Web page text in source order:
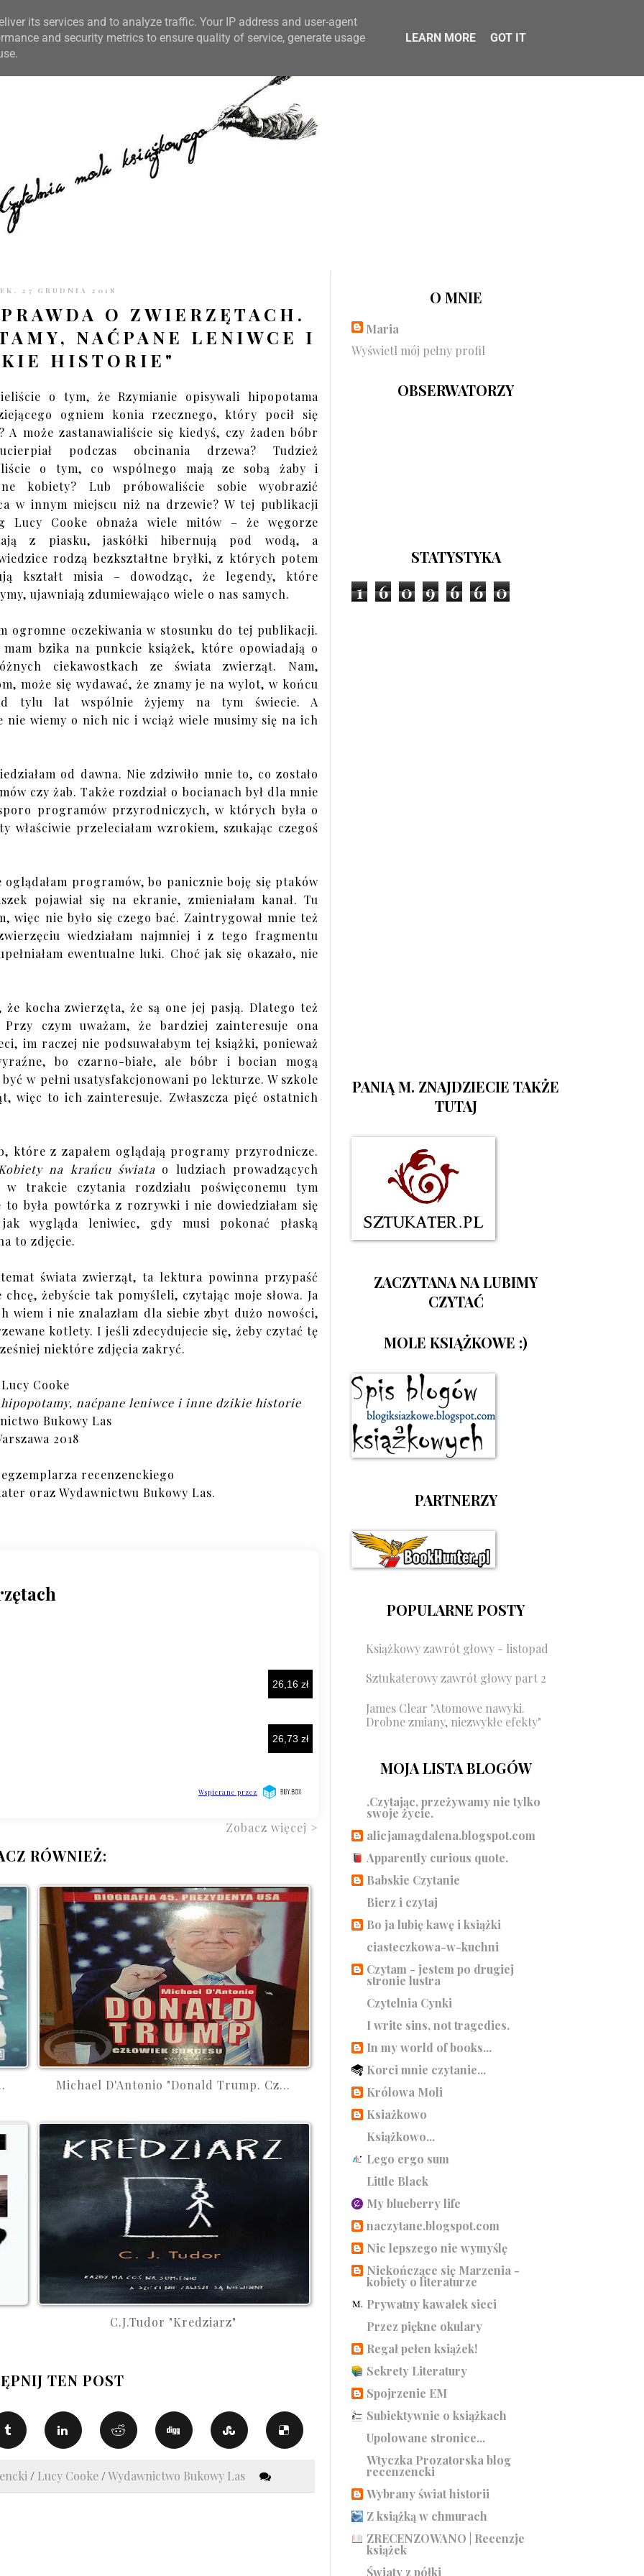
KONTAKT CZYTELNIA PO GODZINACH
27 GRUDNIA 2018
O ZWIERZĘTACH.
NAĆPANE LENIWCE I
HISTORIE"
o tym, że Rzymianie opisywali hipopotama
ogniem konia rzecznego, który pocił się
A może zastanawialiście się kiedyś, czy żaden bóbr
podczas obcinania drzewa? Tudzież
o tym, co wspólnego mają ze sobą żaby i
kobiety? Lub próbowaliście sobie wyobrazić
w innym miejscu niż na drzewie? W tej publikacji
Lucy Cooke obnaża wiele mitów – że węgorze
z piasku, jaskółki hibernują pod wodą, a
rodzą bezkształtne bryłki, z których potem
kształt misia – dowodząc, że legendy, które
ujawniają zdumiewająco wiele o nas samych.
ogromne oczekiwania w stosunku do tej publikacji.
mam bzika na punkcie książek, które opowiadają o
ciekawostkach ze świata zwierząt. Nam,
może się wydawać, że znamy je na wylot, w końcu
tylu lat wspólnie żyjemy na tym świecie. A
nie wiemy o nich nic i wciąż wiele musimy się na ich
od dawna. Nie zdziwiło mnie to, co zostało
czy żab. Także rozdział o bocianach był dla mnie
programów przyrodniczych, w których była o
przeleciałam wzrokiem, szukając czegoś
programów, bo panicznie boję się ptaków
pojawiał się na ekranie, zmieniałam kanał. Tu
więc nie było się czego bać. Zaintrygował mnie też
wiedziałam najmniej i z tego fragmentu
ewentualne luki. Choć jak się okazało, nie
kocha zwierzęta, że są one jej pasją. Dlatego też
czym uważam, że bardziej zainteresuje ona
im raczej nie podsuwałabym tej książki, ponieważ
bo czarno-białe, ale bóbr i bocian mogą
w pełni usatysfakcjonowani po lekturze. W szkole
więc to ich zainteresuje. Zwłaszcza pięć ostatnich
które z zapałem oglądają programy przyrodnicze.
na krańcu świata o ludziach prowadzących
trakcie czytania rozdziału poświęconemu tym
była powtórka z rozrywki i nie dowiedziałam się
jak wygląda leniwiec, gdy musi pokonać płaską
to zdjęcie.
świata zwierząt, ta lektura powinna przypaść
żebyście tak pomyśleli, czytając moje słowa. Ja
wiem i nie znalazłam dla siebie zbyt dużo nowości,
kotlety. I jeśli zdecydujecie się, żeby czytać tę
niektóre zdjęcia zakryć.
Lucy Cooke
hipopotamy, naćpane leniwce i inne dzikie historie
Bukowy Las
2018
recenzenckiego
oraz Wydawnictwu Bukowy Las.
Zobacz więcej >
RÓWNIEŻ:
Michael D'Antonio "Donald Trump. Cz...
C.J.Tudor "Kredziarz"
TEN POST
/ Lucy Cooke /Wydawnictwo Bukowy Las
O MNIE
Maria
Wyświetl mój pełny profil
OBSERWATORZY
STATYSTYKA
1 6 0 9 6 6 0
PANIĄ M. ZNAJDZIECIE TAKŻE
TUTAJ
ZACZYTANA NA LUBIMY
CZYTAĆ
MOLE KSIĄŻKOWE :)
PARTNERZY
POPULARNE POSTY
Książkowy zawrót głowy - listopad
Sztukaterowy zawrót głowy part 2
James Clear "Atomowe nawyki.
Drobne zmiany, niezwykłe efekty"
MOJA LISTA BLOGÓW
.Czytając, przeżywamy nie tylko
swoje życie.
alicjamagdalena.blogspot.com
Apparently curious quote.
Babskie Czytanie
Bierz i czytaj
Bo ja lubię kawę i książki
ciasteczkowa-w-kuchni
Czytam - jestem po drugiej
stronie lustra
Czytelnia Cynki
I write sins, not tragedies.
In my world of books...
Korci mnie czytanie...
Królowa Moli
Ksiażkowo
Książkowo...
Lego ergo sum
Little Black
My blueberry life
naczytane.blogspot.com
Nic lepszego nie wymyślę
Niekończące się Marzenia -
kobiety o literaturze
Prywatny kawałek sieci
Przez piękne okulary
Regał pełen książek!
Sekrety Literatury
Spojrzenie EM
Subiektywnie o książkach
Upolowane stronice...
Wtyczka Prozatorska blog
recenzencki
Wybrany świat historii
Z książką w chmurach
ZRECENZOWANO | Recenzje
książek
Światy z półki
its services and to analyze traffic. Your IP address and user-agent
and security metrics to ensure quality of service, generate usage
LEARN MORE GOT IT